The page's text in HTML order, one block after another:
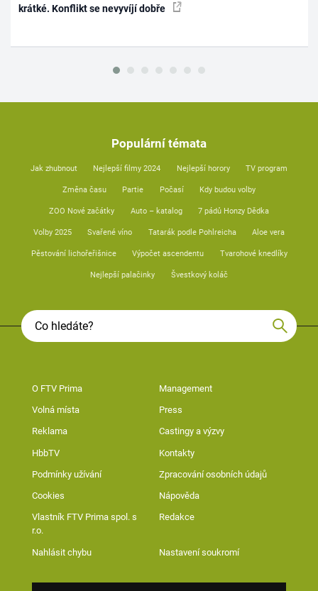
krátké. Konflikt se nevyvíjí dobře
Populární témata
Jak zhubnout Nejlepší filmy 2024 Nejlepší horory TV program
Změna času Partie Počasí Kdy budou volby
ZOO Nové začátky Auto – katalog 7 pádů Honzy Dědka
Volby 2025 Svařené víno Tatarák podle Pohlreicha Aloe vera
Pěstování lichořeřišnice Výpočet ascendentu Tvarohové knedlíky
Nejlepší palačinky Švestkový koláč
O FTV Prima Management
Volná místa Press
Reklama Castingy a výzvy
HbbTV Kontakty
Podmínky užívání Zpracování osobních údajů
Cookies Nápověda
Vlastník FTV Prima spol. s
r.o.
Redakce
Nahlásit chybu Nastavení soukromí